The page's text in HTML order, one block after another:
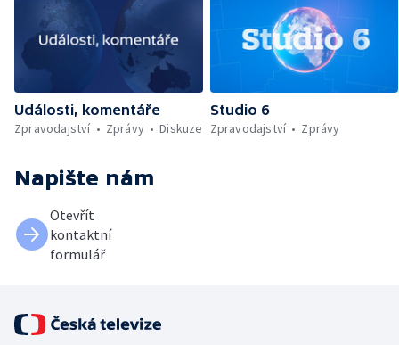
Události, komentáře
Zpravodajství
Zprávy Diskuze
Studio 6
Zpravodajství
Zprávy
Napište nám
Otevřít
kontaktní
formulář